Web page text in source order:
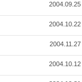
2004.09.25
2004.10.22
2004.11.27
2004.10.12